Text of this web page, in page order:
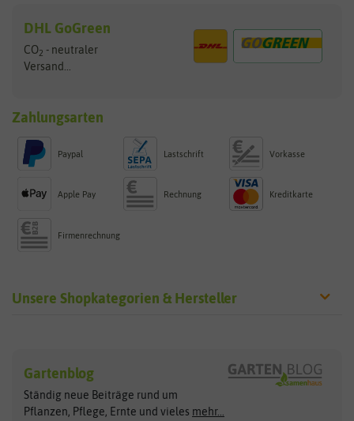
DHL GoGreen
CO2 - neutraler
Versand...
Zahlungsarten
Paypal Lastschrift Vorkasse
Apple Pay Rechnung Kreditkarte
Firmenrechnung
Unsere Shopkategorien & Hersteller
Exotische Samen
Gemüsesamen
Gründünger
Arche Noah
ASB Greenworld
Clever Pots
COMPO
Gartenblog
Ständig neue Beiträge rund um
Pflanzen, Pflege, Ernte und vieles mehr...